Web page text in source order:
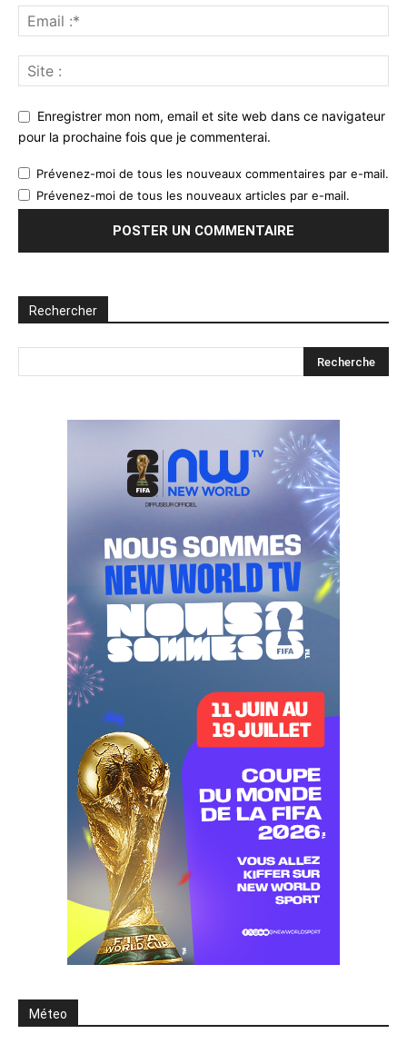
Enregistrer mon nom, email et site web dans ce navigateur
pour la prochaine fois que je commenterai.
Prévenez-moi de tous les nouveaux commentaires par e-mail.
Prévenez-moi de tous les nouveaux articles par e-mail.
Rechercher
Méteo